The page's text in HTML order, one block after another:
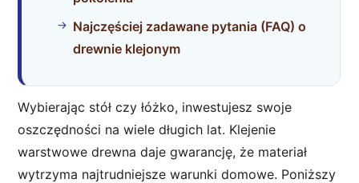
Najczęściej zadawane pytania (FAQ) o
drewnie klejonym
Wybierając stół czy łóżko, inwestujesz swoje
oszczędności na wiele długich lat. Klejenie
warstwowe drewna daje gwarancję, że materiał
wytrzyma najtrudniejsze warunki domowe. Poniższy